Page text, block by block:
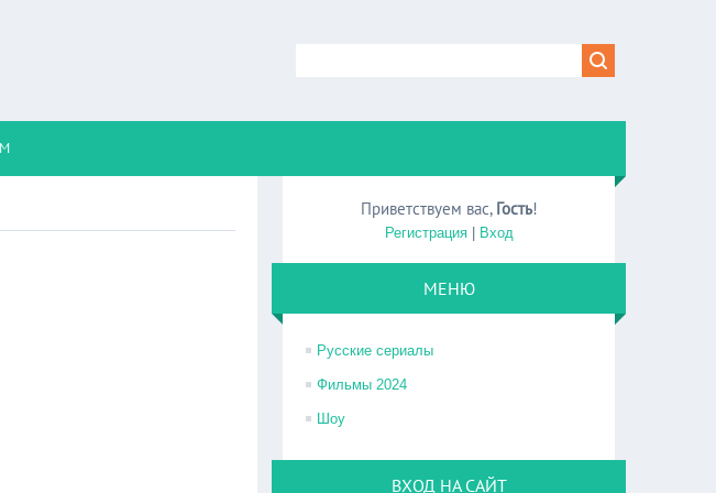
Приветствуем вас, Гость!
Регистрация| Вход
МЕНЮ
Русские сериалы
Фильмы 2024
Шоу
ВХОД НА САЙТ